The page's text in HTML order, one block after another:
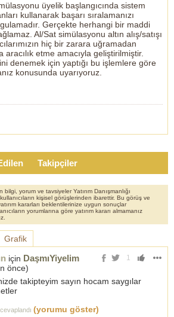
üyelik başlangıcında sistem
kullanarak başarı sıralamanızı
Gerçekte herhangi bir maddi
Al/Sat simülasyonu altın alış/satışı
hiç bir zarara uğramadan
aracılık etme amacıyla geliştirilmiştir.
denemek için yaptığı bu işlemlere göre
konusunda uyarıyoruz.
Takipçiler
yorum ve tavsiyeler Yatırım Danışmanlığı
kişisel görüşlerinden ibarettir. Bu görüş ve
kararları beklentilerinize uygun sonuçlar
yorumlarına göre yatırım kararı almamanız
Grafik
1
için DaşmıYiyelim
önce)
takipteyim sayın hocam saygılar
(yorumu göster)